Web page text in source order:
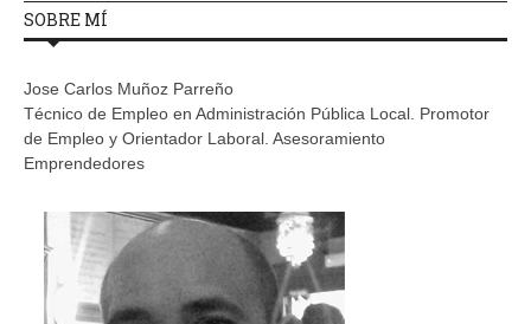
SOBRE MÍ
Jose Carlos Muñoz Parreño
Técnico de Empleo en Administración Pública Local. Promotor
de Empleo y Orientador Laboral. Asesoramiento
Emprendedores